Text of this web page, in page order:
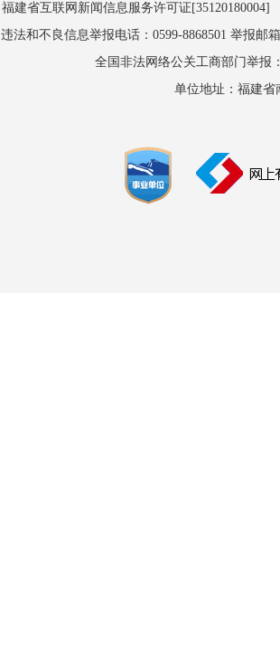
福建省互联网新闻信息服务许可证
违法和不良信息举报电话：0599-8868501 举报邮
全国非法网络公关工商部门举报
单位地址：福建省